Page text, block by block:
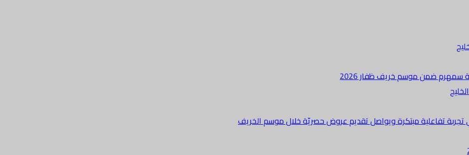
سمهرم ضمن موسم خريف ظفار 2026
تفاعلية مبتكرة ويواصل تقديم عروض حصريّة خلال موسم الخريف